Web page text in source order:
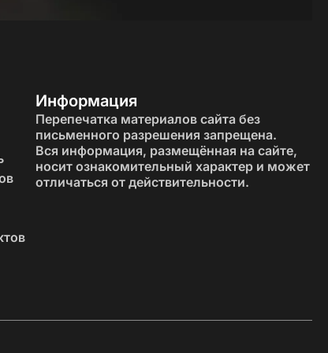
Информация
Перепечатка материалов сайта без
письменного разрешения запрещена.
Вся информация, размещённая на сайте,
носит ознакомительный характер и может
отличаться от действительности.